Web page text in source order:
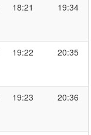
18:21 19:34
19:22 20:35
19:23 20:36